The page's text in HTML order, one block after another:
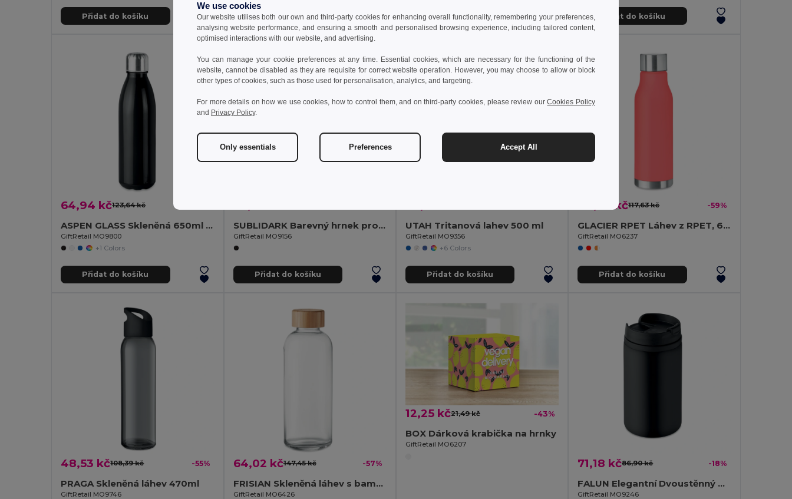
Přidat do košíku Přidat do košíku Přidat do košíku Přidat do košíku
64,94 kč123,64 kč
ASPEN GLASS Skleněná 650ml lahev na pití
GiftRetail MO9800
+1 Colors
Přidat do košíku
SUBLIDARK Barevný hrnek pro sublimaci
GiftRetail MO9156
Přidat do košíku
UTAH Tritanová lahev 500 ml
GiftRetail MO9356
+6 Colors
Přidat do košíku
48,07 kč117,63 kč -59%
GLACIER RPET Láhev z RPET, 600ml
GiftRetail MO6237
Přidat do košíku
48,53 kč108,39 kč -55%
PRAGA Skleněná láhev 470ml
GiftRetail MO9746
64,02 kč147,45 kč -57%
FRISIAN Skleněná láhev s bambus víčkem
GiftRetail MO6426
12,25 kč21,49 kč -43%
BOX Dárková krabička na hrnky
GiftRetail MO6207
71,18 kč86,90 kč -18%
FALUN Elegantní Dvoustěnný Hrnek 250 ml Bez Úniku
GiftRetail MO9246
We use cookies
Our website utilises both our own and third-party cookies for enhancing overall functionality, remembering your preferences,
analysing website performance, and ensuring a smooth and personalised browsing experience, including tailored content,
optimised interactions with our website, and advertising.
You can manage your cookie preferences at any time. Essential cookies, which are necessary for the functioning of the
website, cannot be disabled as they are requisite for correct website operation. However, you may choose to allow or block
other types of cookies, such as those used for personalisation, analytics, and targeting.
For more details on how we use cookies, how to control them, and on third-party cookies, please review ourCookies Policy
and Privacy Policy.
Only essentials Preferences Accept All